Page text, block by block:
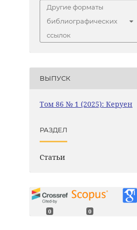
Другие форматы
библиографических
ссылок
ВЫПУСК
Том 86 № 1 (2025): Керуен
РАЗДЕЛ
Статьи
0 0